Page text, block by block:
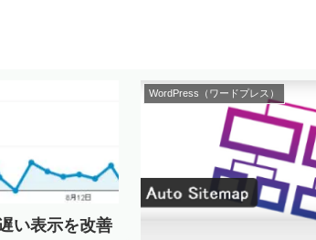
い表示を改善
WordPress（ワードプレス）